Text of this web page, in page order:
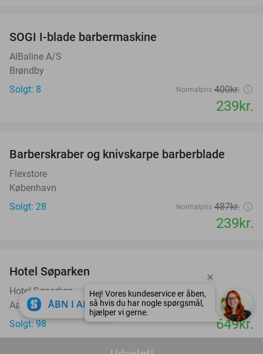
SOGI I-blade barbermaskine
AlBaline A/S
Brøndby
Solgt: 8
Normalpris 400kr.
239kr.
Barberskraber og knivskarpe barberblade
Flexstore
København
Solgt: 28
Normalpris 487kr.
239kr.
Hotel Søparken
Hotel Søparken
Aabybro
Solgt: 98
649kr.
ÅBN I APP close
Hej! Vores kundeservice er åben,
så hvis du har nogle spørgsmål,
hjælper vi gerne.